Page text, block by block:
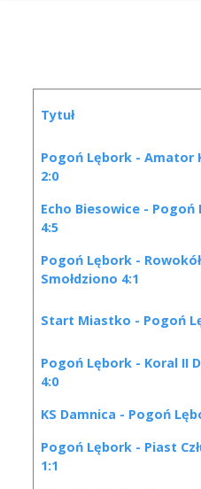
Spis artykułów
Tytuł
Pogoń Lębork - Amator
2:0
Echo Biesowice - Pogoń
4:5
Pogoń Lębork - Rowokół
Smołdziono 4:1
Start Miastko - Pogoń
Pogoń Lębork - Koral II
4:0
KS Damnica - Pogoń
Pogoń Lębork - Piast
1:1